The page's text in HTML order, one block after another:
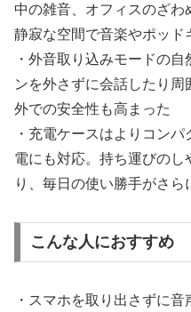
中の雑音、オフィスのざわ
静寂な空間で音楽やポッド
・外音取り込みモードの
ンを外さずに会話したり
外での安全性も高まった
・充電ケースはよりコン
電にも対応。持ち運びの
り、毎日の使い勝手がさら
こんな人におすすめ
・スマホを取り出さずに